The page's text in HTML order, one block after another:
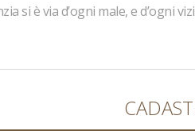
si è via d’ogni male, e d’ogni